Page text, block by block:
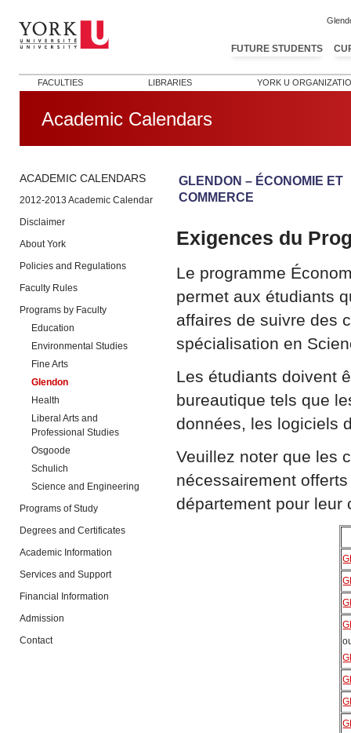
FUTURE STUDENTS
FACULTIES LIBRARIES YORK U
Academic Calendars
ACADEMIC CALENDARS
2012-2013 Academic Calendar
Disclaimer
About York
Policies and Regulations
Faculty Rules
Programs by Faculty
Education
Environmental Studies
Fine Arts
Glendon
Health
Liberal Arts and
Professional Studies
Osgoode
Schulich
Science and Engineering
Programs of Study
Degrees and Certificates
Academic Information
Services and Support
Financial Information
Admission
Contact
GLENDON – ÉCONOMIE ET
COMMERCE
Exigences du
Le programme
permet aux étudiants
affaires de suivre des
spécialisation en
Les étudiants doivent
bureautique tels que
données, les logiciels
Veuillez noter que les
nécessairement
département pour leur